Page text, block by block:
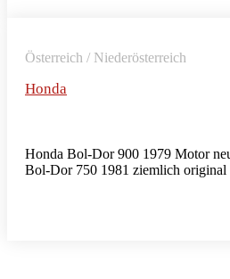
Österreich / Niederösterreich
Honda
Honda Bol-Dor 900 1979 Motor
Bol-Dor 750 1981 ziemlich original